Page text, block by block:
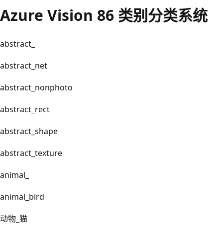
Azure Vision 86 类别分类系统
abstract_
abstract_net
abstract_nonphoto
abstract_rect
abstract_shape
abstract_texture
animal_
animal_bird
动物_猫